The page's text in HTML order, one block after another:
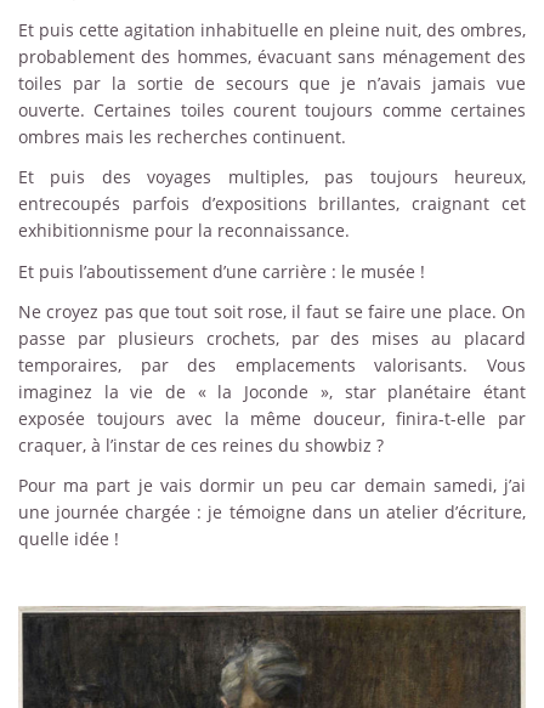
Et puis cette agitation inhabituelle en pleine nuit, des ombres,
probablement des hommes, évacuant sans ménagement des
toiles par la sortie de secours que je n’avais jamais vue
ouverte. Certaines toiles courent toujours comme certaines
ombres mais les recherches continuent.
Et puis des voyages multiples, pas toujours heureux,
entrecoupés parfois d’expositions brillantes, craignant cet
exhibitionnisme pour la reconnaissance.
Et puis l’aboutissement d’une carrière : le musée !
Ne croyez pas que tout soit rose, il faut se faire une place. On
passe par plusieurs crochets, par des mises au placard
temporaires, par des emplacements valorisants. Vous
imaginez la vie de « la Joconde », star planétaire étant
exposée toujours avec la même douceur, finira-t-elle par
craquer, à l’instar de ces reines du showbiz ?
Pour ma part je vais dormir un peu car demain samedi, j’ai
une journée chargée : je témoigne dans un atelier d’écriture,
quelle idée !